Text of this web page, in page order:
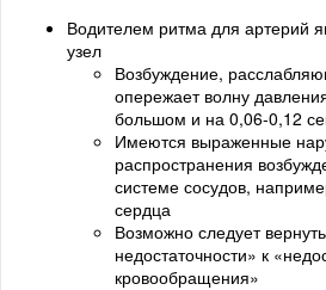
Водителем ритма для артерий
узел
Возбуждение,
опережает волну
большом и на 0,06-0,12
Имеются выраженные
распространения
системе сосудов,
сердца
Возможно следует
недостаточности» к
кровообращения»